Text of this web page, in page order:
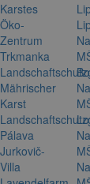
Karstes
Öko-
Zentrum
Trkmanka
Mährischer
Karst
Pálava
Jurkovič-
Villa